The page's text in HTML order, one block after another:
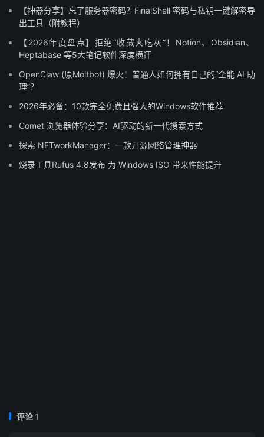
【神器分享】忘了服务器密码？FinalShell 密码与私钥一键解密导
出工具（附教程）
【2026年度盘点】拒绝“收藏夹吃灰”！Notion、Obsidian、
Heptabase 等5大笔记软件深度横评
OpenClaw (原Moltbot) 爆火！普通人如何拥有自己的“全能 AI 助
理”？
2026年必备：10款完全免费且强大的Windows软件推荐
Comet 浏览器体验分享：AI驱动的新一代搜索方式
探索 NETworkManager：一款开源网络管理神器
烧录工具Rufus 4.8发布 为 Windows ISO 带来性能提升
评论1